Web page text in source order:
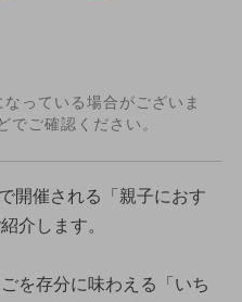
っている場合がございま
でご確認ください。
開催される「親子におす
介します。
を存分に味わえる「いち